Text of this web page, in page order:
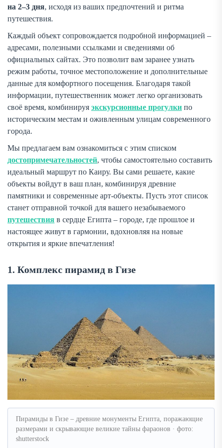
на 2–3 дня, исходя из ваших предпочтений и ритма
путешествия.
Каждый объект сопровождается подробной информацией –
адресами, полезными ссылками и сведениями об
официальных сайтах. Это позволит вам заранее узнать
режим работы, точное местоположение и дополнительные
данные для комфортного посещения. Благодаря такой
информации, путешественник может легко организовать
своё время, комбинируя экскурсионные прогулки по
историческим местам и оживленным улицам современного
города.
Мы предлагаем вам ознакомиться с этим списком
достопримечательностей, чтобы самостоятельно составить
идеальный маршрут по Каиру. Вы сами решаете, какие
объекты войдут в ваш план, комбинируя древние
памятники и современные арт-объекты. Пусть этот список
станет отправной точкой для вашего незабываемого
путешествия в сердце Египта – городе, где прошлое и
настоящее живут в гармонии, вдохновляя на новые
открытия и яркие впечатления!
1. Комплекс пирамид в Гизе
Пирамиды в Гизе – древние монументы Египта, поражающие
размерами и скрывающие великие тайны фараонов · фото:
shutterstock